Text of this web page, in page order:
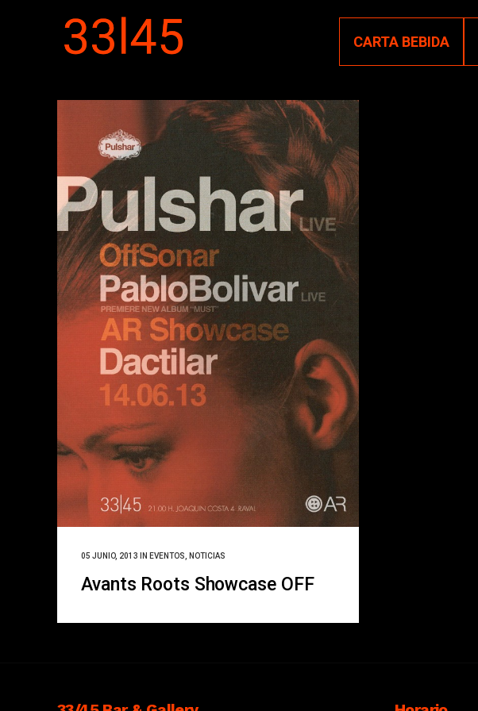
CARTA BEBIDA
05 JUNIO, 2013 IN EVENTOS, NOTICIAS
Avants Roots Showcase OFF